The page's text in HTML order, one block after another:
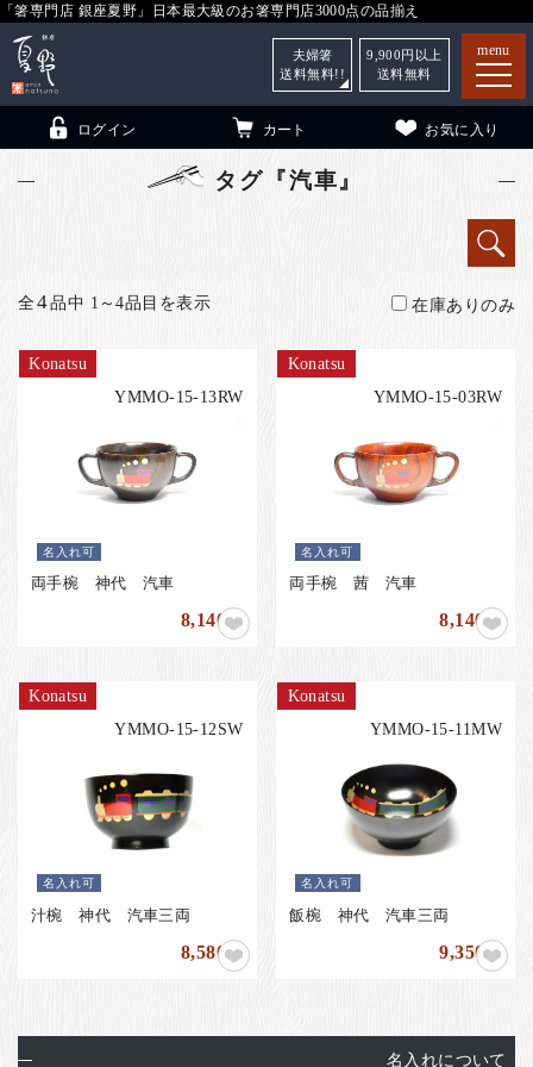
「箸専門店 銀座夏野」日本最大級のお箸専門店3000点の品揃え
menu
銀座夏野・箸長
こども和食器 小夏について
ご利用ガイド
法人・飲食店のお客様
店舗紹介
箸ブログ
ログイン カート お気に入り
夫婦箸
送料無料!!
9,900 円以上
送料無料
タグ『汽車』
全4品中 1～4品目を表示 在庫ありのみ
Konatsu
YMMO-15-13RW
名入れ可
両手椀 神代 汽車
8,140円
Konatsu
YMMO-15-03RW
名入れ可
両手椀 茜 汽車
8,140円
Konatsu
YMMO-15-12SW
名入れ可
汁椀 神代 汽車三両
8,580円
Konatsu
YMMO-15-11MW
名入れ可
飯椀 神代 汽車三両
9,350円
名入れについて